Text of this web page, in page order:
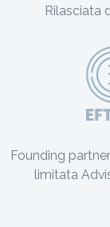
Rilasciata
Founding
limitata